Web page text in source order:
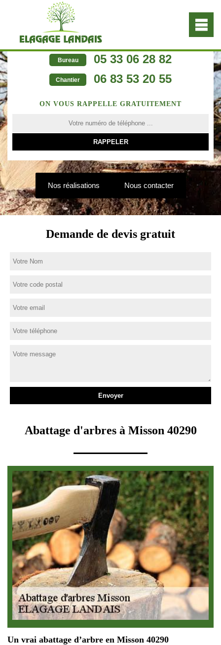
Bureau 05 33 06 28 82
Chantier 06 83 53 20 55
ON VOUS RAPPELLE GRATUITEMENT
Nos réalisations Nous contacter
Demande de devis gratuit
Abattage d'arbres à Misson 40290
Un vrai abattage d’arbre en Misson 40290